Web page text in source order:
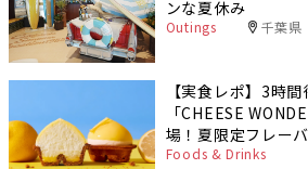
ンな夏休み
Outings 千葉県
【実食レポ】3時
「CHEESE
場！夏限定フレー
Foods & Drinks